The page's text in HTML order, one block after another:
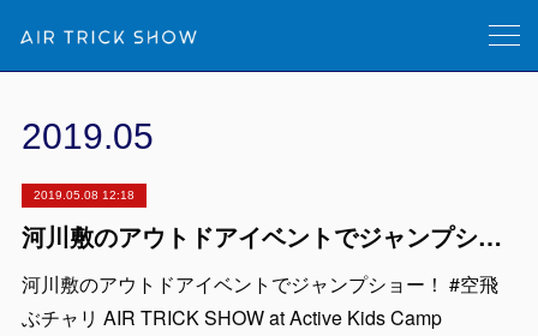
2019.05
2019.05.08 12:18
河川敷のアウトドアイベントでジャンプショー！ #空飛ぶチャリ AIR TRICK SHOW at Active Kids Camp 2019.05.04
河川敷のアウトドアイベントでジャンプショー！ #空飛
ぶチャリ AIR TRICK SHOW at Active Kids Camp